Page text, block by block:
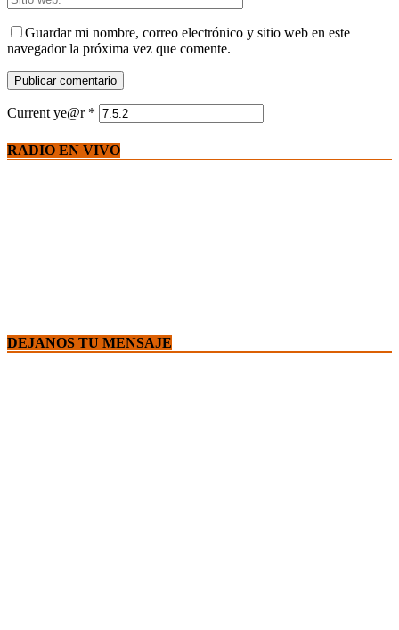
Guardar mi nombre, correo electrónico y sitio web en este
navegador la próxima vez que comente.
Current ye@r *
RADIO EN VIVO
DEJANOS TU MENSAJE